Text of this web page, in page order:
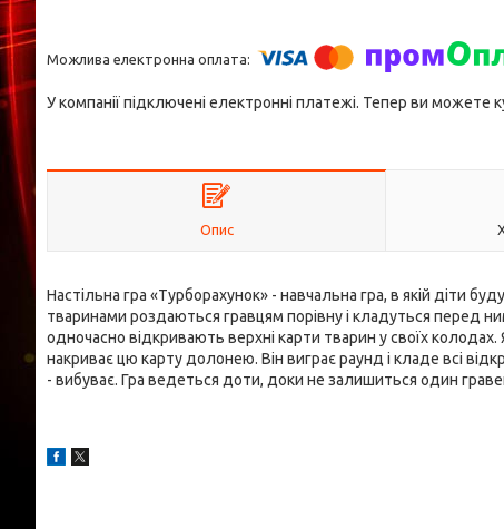
У компанії підключені електронні платежі. Тепер ви
Опис
Настільна гра «Турборахунок» - навчальна гра, в якій діти
тваринами роздаються гравцям порівну і кладуться перед
одночасно відкривають верхні карти тварин у своїх
накриває цю карту долонею. Він виграє раунд і кладе всі
- вибуває. Гра ведеться доти, доки не залишиться один